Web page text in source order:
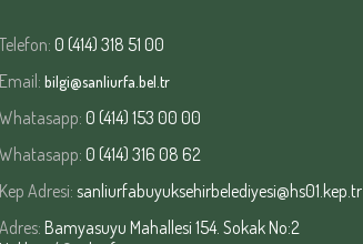
Telefon: 0 (414) 318 51 00
Email: bilgi@sanliurfa.bel.tr
Whatasapp: 0 (414) 153 00 00
Whatasapp: 0 (414) 316 08 62
Kep Adresi: sanliurfabuyuksehirbelediyesi@hs01.kep.tr
Adres: Bamyasuyu Mahallesi 154. Sokak No:2